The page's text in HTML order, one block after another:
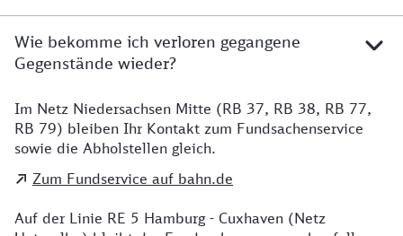
Wie bekomme ich verloren gegangene
Gegenstände wieder?
Details zu Kontakt
Im Netz Niedersachsen Mitte (RB 37, RB 38, RB 77,
RB 79) bleiben Ihr Kontakt zum Fundsachenservice
sowie die Abholstellen gleich.
Zum Fundservice auf bahn.de
Auf der Linie RE 5 Hamburg - Cuxhaven (Netz